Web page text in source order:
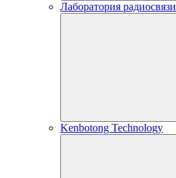
Лаборатория радиосвязи
Kenbotong Technology